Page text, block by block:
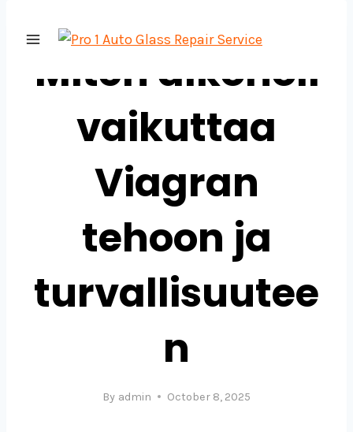
Miten alkoholi
vaikuttaa
Viagran
tehoon ja
turvallisuutee
n
By admin October 8, 2025